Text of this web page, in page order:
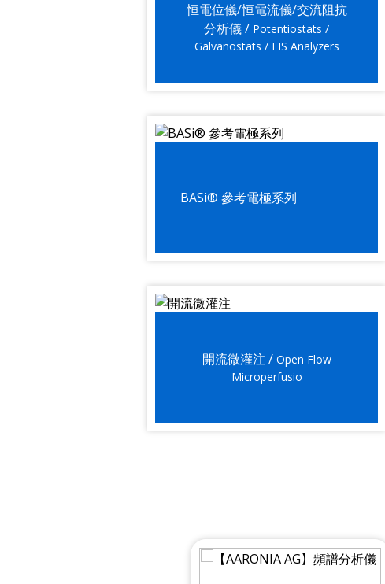
恒電位儀/恒電流儀/交流阻抗
分析儀 / Potentiostats /
Galvanostats / EIS Analyzers
BASi® 參考電極系列
開流微灌注 / Open Flow
Microperfusio